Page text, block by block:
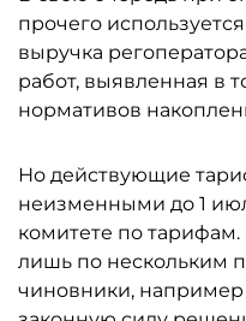
прочего
выручка
работ, выявленная в
нормативов
Но действующие
неизменными до 1
комитете по
лишь по нескольким
чиновники, например